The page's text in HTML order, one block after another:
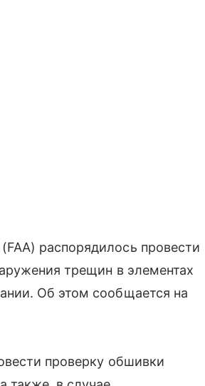
распорядилось провести
трещин в элементах
Об этом сообщается на
проверку обшивки